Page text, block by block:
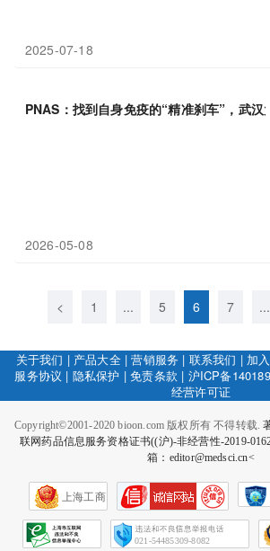
2025-07-18
PNAS：找到自身免疫的“精准刹车”，武汉
2026-05-08
< 1 ... 5 6 7 ...
关于我们 | 产品大全|营销服务 | 联系我们 | 加
服务协议 | 隐私保护 |免责条款 | 沪ICP备
经营许可证
Copyright©2001-2020 bioon.com 版权所有 不得转载.
联网药品信息服务资格证书((沪)-非经营性-2019-
箱：editor@medsci.cn<
上海工商
021-54485309-8082